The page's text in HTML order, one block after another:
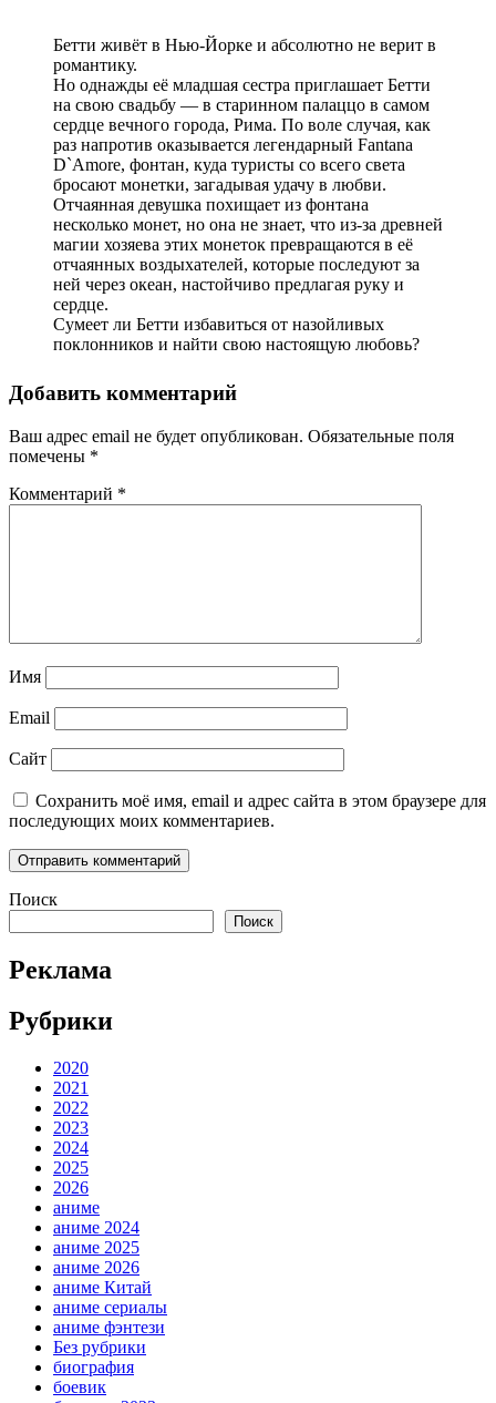
Бетти живёт в Нью-Йорке и абсолютно не верит в
романтику.
Но однажды её младшая сестра приглашает Бетти
на свою свадьбу — в старинном палаццо в самом
сердце вечного города, Рима. По воле случая, как
раз напротив оказывается легендарный Fantana
D`Amore, фонтан, куда туристы со всего света
бросают монетки, загадывая удачу в любви.
Отчаянная девушка похищает из фонтана
несколько монет, но она не знает, что из-за древней
магии хозяева этих монеток превращаются в её
отчаянных воздыхателей, которые последуют за
ней через океан, настойчиво предлагая руку и
сердце.
Сумеет ли Бетти избавиться от назойливых
поклонников и найти свою настоящую любовь?
Добавить комментарий
Ваш адрес email не будет опубликован. Обязательные поля
помечены *
Комментарий *
Имя
Email
Сайт
Сохранить моё имя, email и адрес сайта в этом браузере для
последующих моих комментариев.
Поиск
Поиск
Реклама
Рубрики
2020
2021
2022
2023
2024
2025
2026
аниме
аниме 2024
аниме 2025
аниме 2026
аниме Китай
аниме сериалы
аниме фэнтези
Без рубрики
биография
боевик